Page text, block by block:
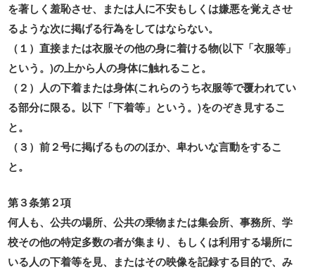
を著しく羞恥させ、または人に不安もしくは嫌悪を覚えさせ
るような次に掲げる行為をしてはならない。
（１）直接または衣服その他の身に着ける物(以下「衣服等」
という。)の上から人の身体に触れること。
（２）人の下着または身体(これらのうち衣服等で覆われてい
る部分に限る。以下「下着等」という。)をのぞき見するこ
と。
（３）前２号に掲げるもののほか、卑わいな言動をするこ
と。
第３条第２項
何人も、公共の場所、公共の乗物または集会所、事務所、学
校その他の特定多数の者が集まり、もしくは利用する場所に
いる人の下着等を見、またはその映像を記録する目的で、み